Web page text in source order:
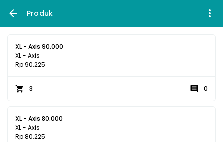
Produk
XL - Axis 90.000
XL - Axis
Rp 90.225
3 0
XL - Axis 80.000
XL - Axis
Rp 80.225